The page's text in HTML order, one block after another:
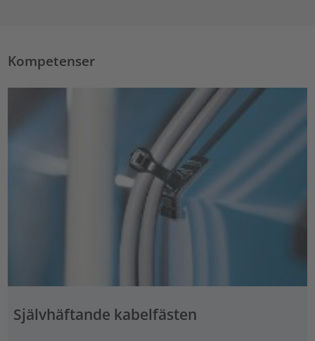
Kompetenser
Självhäftande kabelfästen